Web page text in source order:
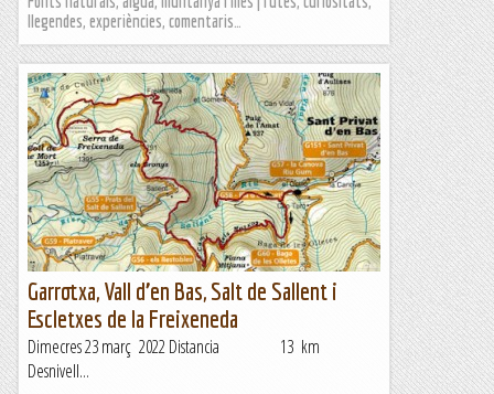
llegendes, experiències, comentaris…
Garrotxa, Vall d’en Bas, Salt de Sallent i
Escletxes de la Freixeneda
Dimecres 23 març 2022 Distancia 13 km
Desnivell...